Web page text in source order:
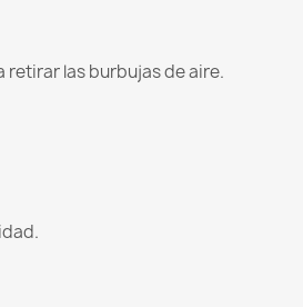
retirar las burbujas de aire.